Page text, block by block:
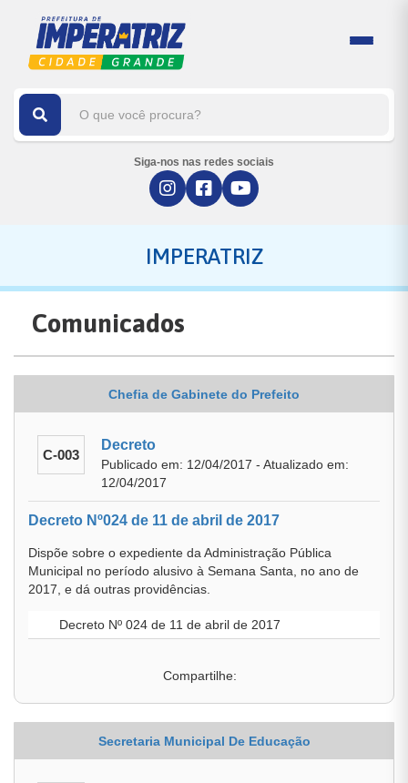
Siga-nos nas redes sociais
IMPERATRIZ
Comunicados
Chefia de Gabinete do Prefeito
C-003
Decreto
Publicado em: 12/04/2017 - Atualizado em:
12/04/2017
Decreto Nº024 de 11 de abril de 2017
Dispõe sobre o expediente da Administração Pública
Municipal no período alusivo à Semana Santa, no ano de
2017, e dá outras providências.
Decreto Nº 024 de 11 de abril de 2017
Compartilhe:
Secretaria Municipal De Educação